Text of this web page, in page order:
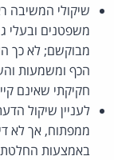
שיקולי המשיבה
משפטנים ובעלי
מבוקשם; לא כך
הכף ומשמעות
חקיקתי שאינם
לעניין שיקול
ממפתוח, אך לא
באמצעות החלטת